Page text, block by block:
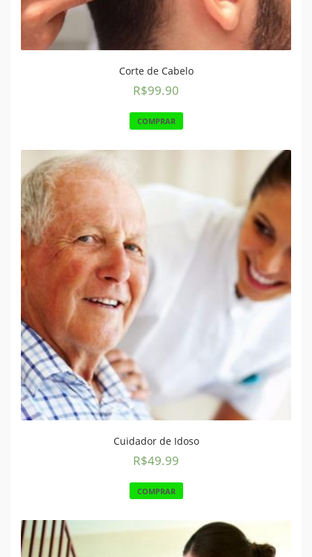
Corte de Cabelo
R$99.90
COMPRAR
Cuidador de Idoso
R$49.99
COMPRAR